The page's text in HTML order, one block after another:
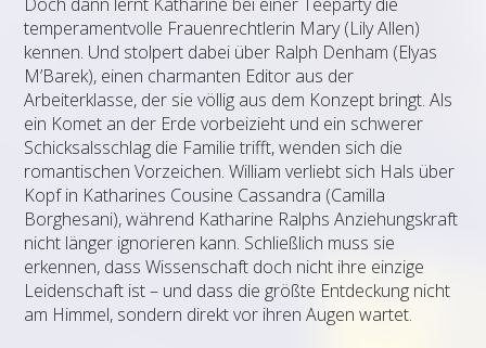
temperamentvolle Frauenrechtlerin Mary (Lily Allen)
kennen. Und stolpert dabei über Ralph Denham (Elyas
M’Barek), einen charmanten Editor aus der
Arbeiterklasse, der sie völlig aus dem Konzept bringt. Als
ein Komet an der Erde vorbeizieht und ein schwerer
Schicksalsschlag die Familie trifft, wenden sich die
romantischen Vorzeichen. William verliebt sich Hals über
Kopf in Katharines Cousine Cassandra (Camilla
Borghesani), während Katharine Ralphs Anziehungskraft
nicht länger ignorieren kann. Schließlich muss sie
erkennen, dass Wissenschaft doch nicht ihre einzige
Leidenschaft ist – und dass die größte Entdeckung nicht
am Himmel, sondern direkt vor ihren Augen wartet.